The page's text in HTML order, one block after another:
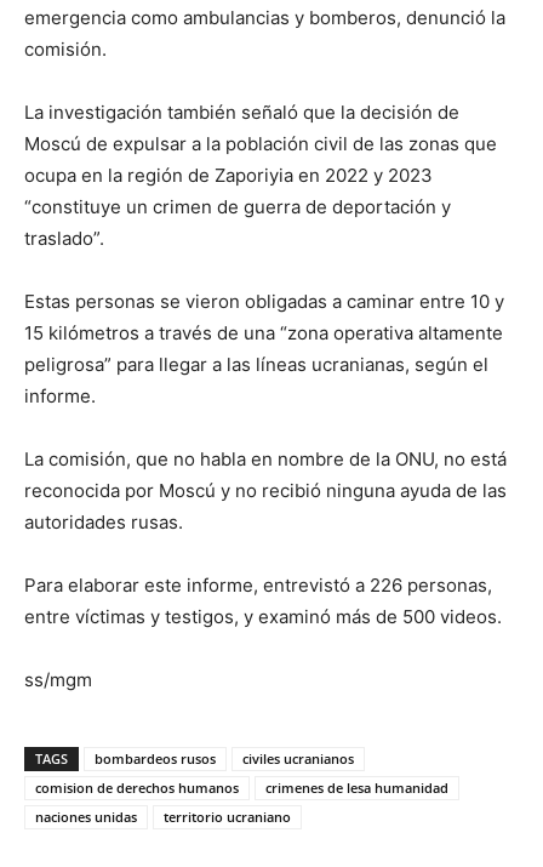
emergencia como ambulancias y bomberos, denunció la
comisión.
La investigación también señaló que la decisión de
Moscú de expulsar a la población civil de las zonas que
ocupa en la región de Zaporiyia en 2022 y 2023
“constituye un crimen de guerra de deportación y
traslado”.
Estas personas se vieron obligadas a caminar entre 10 y
15 kilómetros a través de una “zona operativa altamente
peligrosa” para llegar a las líneas ucranianas, según el
informe.
La comisión, que no habla en nombre de la ONU, no está
reconocida por Moscú y no recibió ninguna ayuda de las
autoridades rusas.
Para elaborar este informe, entrevistó a 226 personas,
entre víctimas y testigos, y examinó más de 500 videos.
ss/mgm
TAGS bombardeos rusos
civiles ucranianos
comision de derechos humanos
crimenes de lesa humanidad
naciones unidas
territorio ucraniano